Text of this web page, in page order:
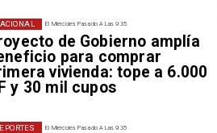
El Miércoles Pasado A Las 9:35
de Gobierno amplía
para comprar
vivienda: tope a 6.000
y 30 mil cupos
El Miércoles Pasado A Las 9:35